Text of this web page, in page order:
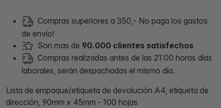
Compras superiores a 350,- No paga los gastos
de envío!
Son mas de 90.000 clientes satisfechos
Compras realizadas antes de las 21:00 horas días
laborales, serán despachadas el mismo día.
Lista de empaque/etiqueta de devolución A4, etiqueta de
dirección, 90mm x 45mm - 100 hojas